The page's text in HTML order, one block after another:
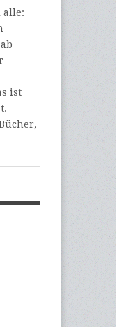
alle:
ist